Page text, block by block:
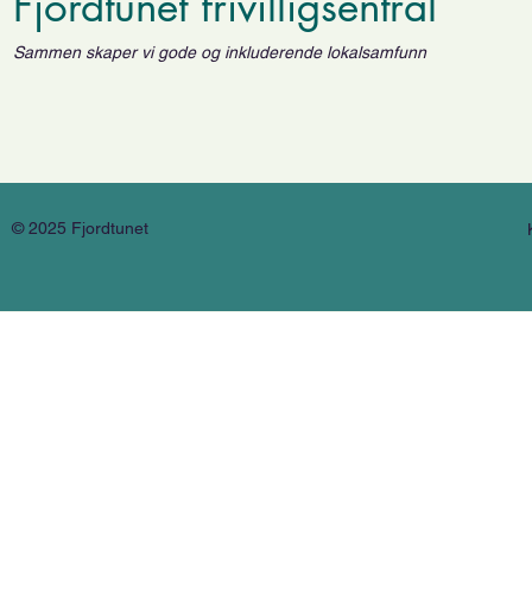
Sammen skaper vi gode og inkluderende lokalsamfunn
© 2025 Fjordtunet